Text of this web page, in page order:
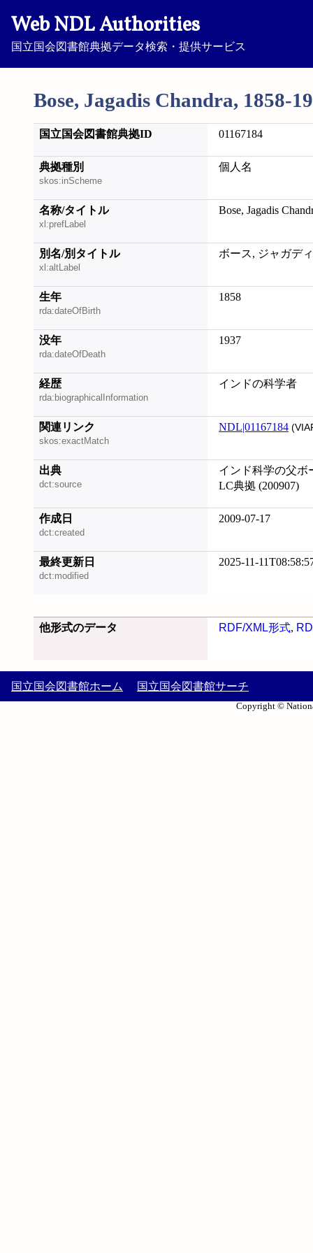
Web NDL Authorities
国立国会図書館典拠データ検索・提供サービス
Bose, Jagadis Chandra, 1858-
国立国会図書館典拠ID 01167184
典拠種別
skos:inScheme
個人名
名称/タイトル
xl:prefLabel
Bose, Jagadis
別名/別タイトル
xl:altLabel
ボース, ジャガデ
生年
rda:dateOfBirth
1858
没年
rda:dateOfDeath
1937
経歴
rda:biographicalInformation
インドの科学者
関連リンク
skos:exactMatch
NDL|01167184
出典
dct:source
インド科学の父ボ
LC典拠 (200907)
作成日
dct:created
2009-07-17
最終更新日
dct:modified
2025-11-
他形式のデータ RDF/XML形式,
国立国会図書館ホーム 国立国会図書館サーチ
Copyright ©